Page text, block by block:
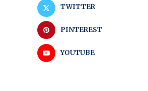
TWITTER
PINTEREST
YOUTUBE